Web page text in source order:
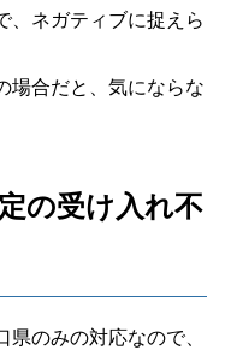
、ネガティブに捉えら
場合だと、気にならな
の受け入れ不
のみの対応なので、